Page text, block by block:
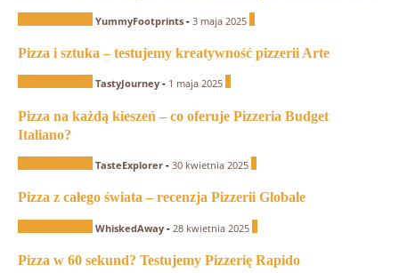
YummyFootprints - 3 maja 2025
Pizza i sztuka – testujemy kreatywność pizzerii Arte
TastyJourney - 1 maja 2025
Pizza na każdą kieszeń – co oferuje Pizzeria Budget
Italiano?
TasteExplorer - 30 kwietnia 2025
Pizza z całego świata – recenzja Pizzerii Globale
WhiskedAway - 28 kwietnia 2025
Pizza w 60 sekund? Testujemy Pizzerię Rapido